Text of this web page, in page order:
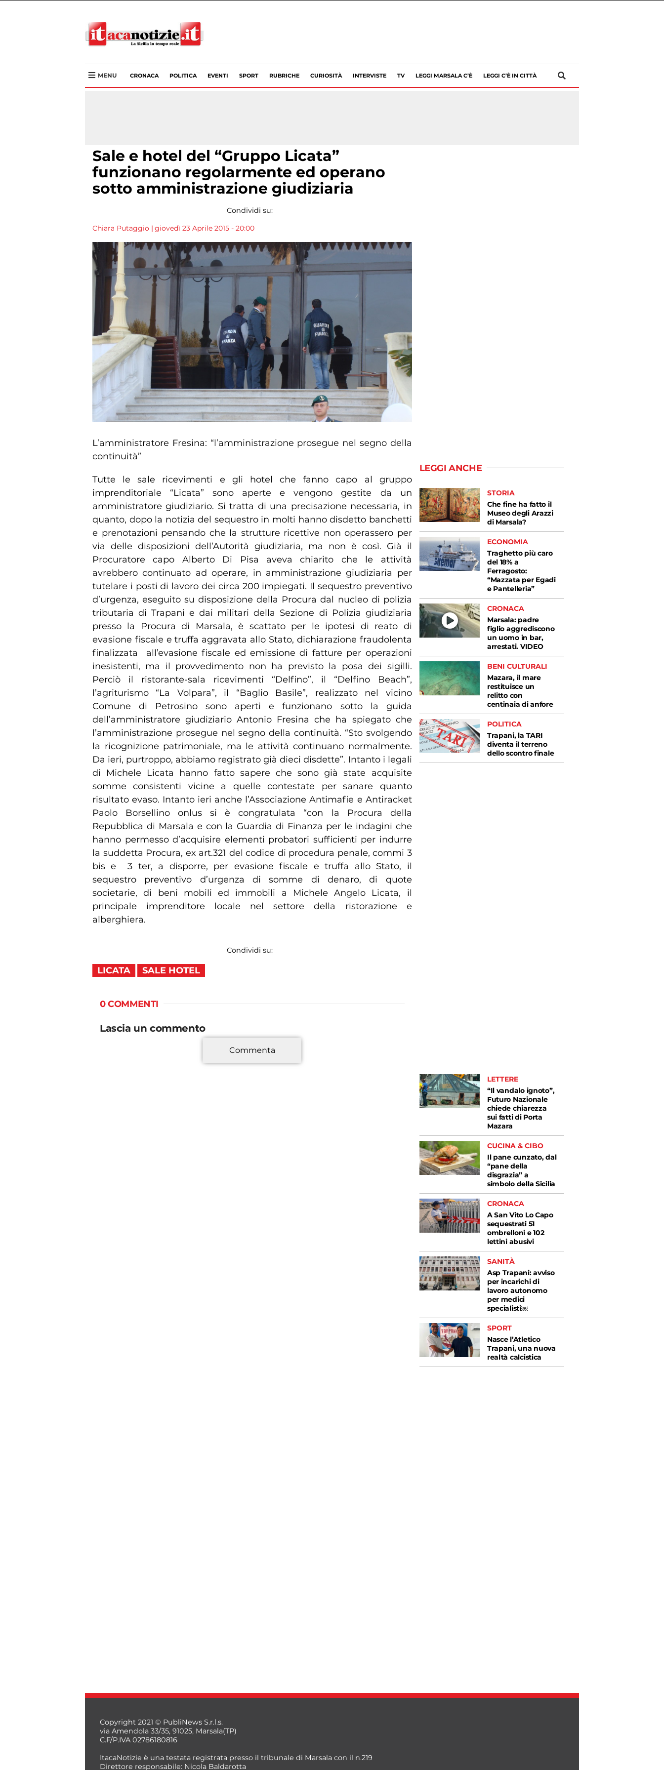
MENU CRONACA POLITICA EVENTI SPORT RUBRICHE CURIOSITÀ INTERVISTE TV LEGGI MARSALA C’È LEGGI C’È IN CITTÀ
Sale e hotel del “Gruppo Licata”
funzionano regolarmente ed operano
sotto amministrazione giudiziaria
Condividi su:
Chiara Putaggio | giovedì 23 Aprile 2015 - 20:00
L’amministratore Fresina: “l’amministrazione prosegue nel segno della
continuità”
Tutte le sale ricevimenti e gli hotel che fanno capo al gruppo
imprenditoriale “Licata” sono aperte e vengono gestite da un
amministratore giudiziario. Si tratta di una precisazione necessaria, in
quanto, dopo la notizia del sequestro in molti hanno disdetto banchetti
e prenotazioni pensando che la strutture ricettive non operassero per
via delle disposizioni dell’Autorità giudiziaria, ma non è così. Già il
Procuratore capo Alberto Di Pisa aveva chiarito che le attività
avrebbero continuato ad operare, in amministrazione giudiziaria per
tutelare i posti di lavoro dei circa 200 impiegati. Il sequestro preventivo
d’urgenza, eseguito su disposizione della Procura dal nucleo di polizia
tributaria di Trapani e dai militari della Sezione di Polizia giudiziaria
presso la Procura di Marsala, è scattato per le ipotesi di reato di
evasione fiscale e truffa aggravata allo Stato, dichiarazione fraudolenta
finalizzata all’evasione fiscale ed emissione di fatture per operazioni
inesistenti, ma il provvedimento non ha previsto la posa dei sigilli.
Perciò il ristorante-sala ricevimenti “Delfino”, il “Delfino Beach”,
l’agriturismo “La Volpara”, il “Baglio Basile”, realizzato nel vicino
Comune di Petrosino sono aperti e funzionano sotto la guida
dell’amministratore giudiziario Antonio Fresina che ha spiegato che
l’amministrazione prosegue nel segno della continuità. “Sto svolgendo
la ricognizione patrimoniale, ma le attività continuano normalmente.
Da ieri, purtroppo, abbiamo registrato già dieci disdette”. Intanto i legali
di Michele Licata hanno fatto sapere che sono già state acquisite
somme consistenti vicine a quelle contestate per sanare quanto
risultato evaso. Intanto ieri anche l’Associazione Antimafie e Antiracket
Paolo Borsellino onlus si è congratulata “con la Procura della
Repubblica di Marsala e con la Guardia di Finanza per le indagini che
hanno permesso d’acquisire elementi probatori sufficienti per indurre
la suddetta Procura, ex art.321 del codice di procedura penale, commi 3
bis e 3 ter, a disporre, per evasione fiscale e truffa allo Stato, il
sequestro preventivo d’urgenza di somme di denaro, di quote
societarie, di beni mobili ed immobili a Michele Angelo Licata, il
principale imprenditore locale nel settore della ristorazione e
alberghiera.
Condividi su:
LICATA SALE HOTEL
0 COMMENTI
Lascia un commento
Commenta
LEGGI ANCHE
STORIA
Che fine ha fatto il
Museo degli Arazzi
di Marsala?
ECONOMIA
Traghetto più caro
del 18% a
Ferragosto:
“Mazzata per Egadi
e Pantelleria”
CRONACA
Marsala: padre
figlio aggrediscono
un uomo in bar,
arrestati. VIDEO
BENI CULTURALI
Mazara, il mare
restituisce un
relitto con
centinaia di anfore
POLITICA
Trapani, la TARI
diventa il terreno
dello scontro finale
LETTERE
“Il vandalo ignoto”,
Futuro Nazionale
chiede chiarezza
sui fatti di Porta
Mazara
CUCINA & CIBO
Il pane cunzato, dal
“pane della
disgrazia” a
simbolo della Sicilia
CRONACA
A San Vito Lo Capo
sequestrati 51
ombrelloni e 102
lettini abusivi
SANITÀ
Asp Trapani: avviso
per incarichi di
lavoro autonomo
per medici
specialisti￼
SPORT
Nasce l’Atletico
Trapani, una nuova
realtà calcistica
Copyright 2021 © PubliNews S.r.l.s.
via Amendola 33/35, 91025, Marsala(TP)
C.F/P.IVA 02786180816
ItacaNotizie è una testata registrata presso il tribunale di Marsala con il n.219
Direttore responsabile: Nicola Baldarotta